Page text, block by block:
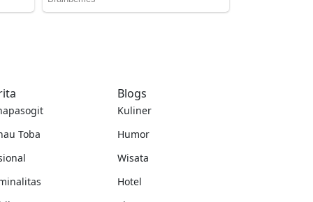
Toba
Blogs
Kuliner
Humor
Wisata
Hotel